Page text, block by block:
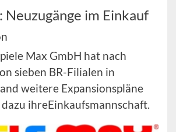
Neuzugänge im Einkauf
Max GmbH hat nach
sieben BR-Filialen in
weitere Expansionspläne
ihreEinkaufsmannschaft.